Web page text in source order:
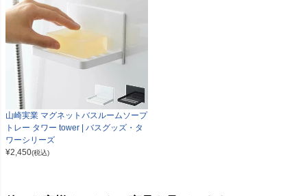
山崎実業 マグネットバスルームソープ
トレー タワー tower | バスグッズ・タ
ワーシリーズ
¥2,450(税込)